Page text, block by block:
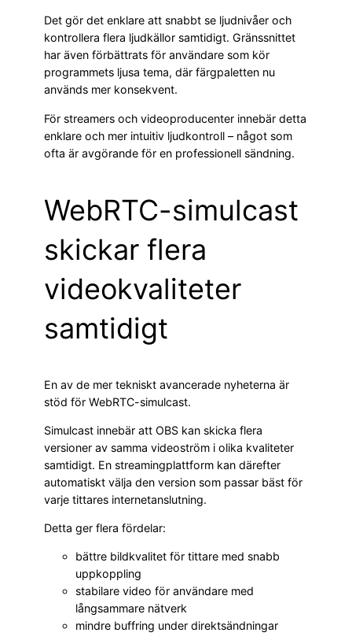
Det gör det enklare att snabbt se ljudnivåer och
kontrollera flera ljudkällor samtidigt. Gränssnittet
har även förbättrats för användare som kör
programmets ljusa tema, där färgpaletten nu
används mer konsekvent.
För streamers och videoproducenter innebär detta
enklare och mer intuitiv ljudkontroll – något som
ofta är avgörande för en professionell sändning.
WebRTC-simulcast
skickar flera
videokvaliteter
samtidigt
En av de mer tekniskt avancerade nyheterna är
stöd för WebRTC-simulcast.
Simulcast innebär att OBS kan skicka flera
versioner av samma videoström i olika kvaliteter
samtidigt. En streamingplattform kan därefter
automatiskt välja den version som passar bäst för
varje tittares internetanslutning.
Detta ger flera fördelar:
bättre bildkvalitet för tittare med snabb
uppkoppling
stabilare video för användare med
långsammare nätverk
mindre buffring under direktsändningar